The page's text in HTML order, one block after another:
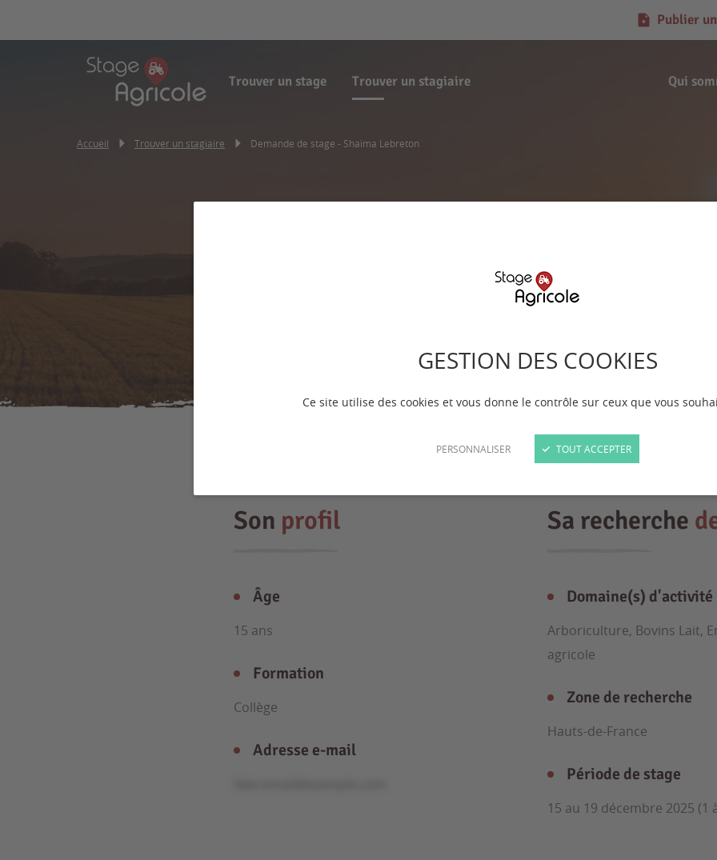
GESTION DES COOKIES
Ce site utilise des cookies et vous donne le contrôle sur ceux que vous
PERSONNALISER TOUT ACCEPTER
Trouver un stage Trouver un stagiaire Qui
Publier
Accueil Trouver un stagiaire Demande de stage - Shaïma Lebreton
Shaïma Lebreton
Son profil
Âge
15 ans
Formation
Collège
Adresse e-mail
Sa recherche
Domaine(s) d'activité
Arboriculture, Bovins Lait,
agricole
Zone de recherche
Hauts-de-France
Période de stage
15 au 19 décembre 2025 (1